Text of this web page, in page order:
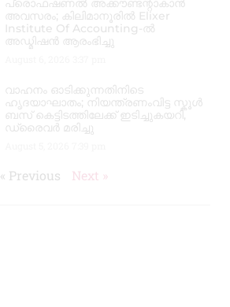
പ്രൊഫഷണൽ അക്കൗണ്ടന്റാകാൻ
അവസരം; കിലിമാനൂരിൽ Elixer
Institute Of Accounting-ൽ
അഡ്മിഷൻ ആരംഭിച്ചു
വാഹനം ഓടിക്കുന്നതിനിടെ
ഹൃദയാഘാതം; നിയന്ത്രണംവിട്ട സ്കൂൾ
ബസ് കെട്ടിടത്തിലേക്ക് ഇടിച്ചുകയറി,
ഡ്രൈവർ മരിച്ചു
« Previous Next »